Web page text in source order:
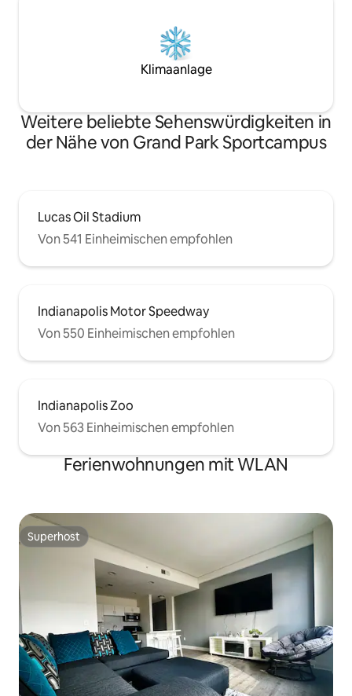
Klimaanlage
Weitere beliebte Sehenswürdigkeiten in
der Nähe von Grand Park Sportcampus
Lucas Oil Stadium
Von 541 Einheimischen empfohlen
Indianapolis Motor Speedway
Von 550 Einheimischen empfohlen
Indianapolis Zoo
Von 563 Einheimischen empfohlen
Ferienwohnungen mit WLAN
Superhost
Superhost